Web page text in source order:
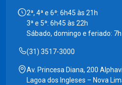
2ª, 4ª e 6ª: 6h45 às 21h
3ª e 5ª: 6h45 às 22h
Sábado, domingo e feriado:
(31) 3517-3000
Av. Princesa Diana, 200
Lagoa dos Ingleses – Nova